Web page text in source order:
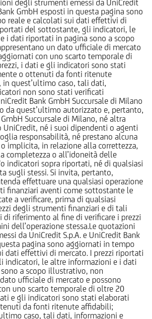
degli strumenti emessi da UniCredit
GmbH esposti in questa pagina sono
reale e calcolati sui dati effettivi di
del sottostante, gli indicatori, le
i dati riportati in pagina sono a scopo
un dato ufficiale di mercato
con uno scarto temporale di
i dati e gli indicatori sono stati
o ottenuti da fonti ritenute
quest’ultimo caso, tali dati,
non sono stati verificati
Bank GmbH Succursale di Milano
da quest’ultimo autorizzato e, pertanto,
Succursale di Milano, né altra
UniCredit, né i suoi dipendenti o agenti
responsabilità, né prestano alcuna
implicita, in relazione alla correttezza,
completezza o all’idoneità delle
indicatori sopra riportati, né di qualsiasi
sugli stessi. Si invita, pertanto,
effettuare una qualsiasi operazione
finanziari aventi come sottostante le
a verificare, prima di qualsiasi
degli strumenti finanziari e di tali
riferimento al fine di verificare i prezzi
dell’operazione stessa.Le quotazioni
da UniCredit S.p.A. e UniCredit Bank
pagina sono aggiornati in tempo
dati effettivi di mercato. I prezzi riportati
indicatori, le altre informazioni e i dati
a scopo illustrativo, non
ufficiale di mercato e possono
uno scarto temporale di oltre 20
e gli indicatori sono stati elaborati
da fonti ritenute affidabili;
caso, tali dati, informazioni e